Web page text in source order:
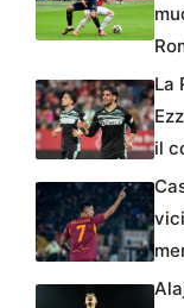
La
il